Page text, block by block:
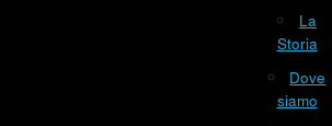
La
Storia
Dove
siamo